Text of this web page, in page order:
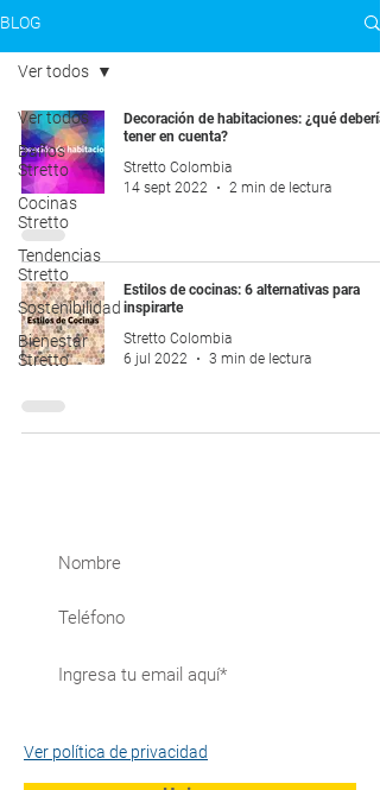
BLOG
Ver todos
Baños
Stretto
Cocinas
Stretto
Tendencias
Stretto
Sostenibilidad
Bienestar
Stretto
Ver todos
Decoración de habitaciones: ¿qué
tener en cuenta?
Stretto Colombia
14 sept 2022
2 min de lectura
Estilos de cocinas: 6 alternativas para
inspirarte
Stretto Colombia
6 jul 2022
3 min de lectura
Ver política de privacidad